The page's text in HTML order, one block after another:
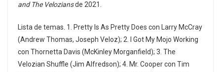
and The Veloziansde 2021.
Lista de temas. 1. Pretty Is As Pretty Does con Larry McCray
(Andrew Thomas, Joseph Veloz); 2. I Got My Mojo Working
con Thornetta Davis (McKinley Morganfield); 3. The
Velozian Shuffle (Jim Alfredson); 4. Mr. Cooper con Tim